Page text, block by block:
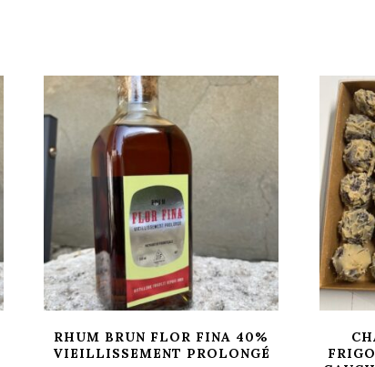
RHUM BRUN FLOR FINA 40%
VIEILLISSEMENT PROLONGÉ